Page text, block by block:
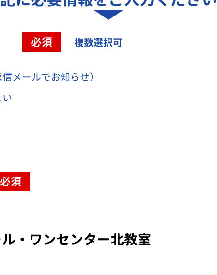
必須 複数選択可
メールでお知らせ）
必須
・ワンセンター北教室